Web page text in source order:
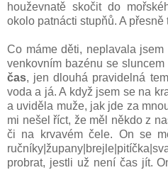
houževnatě skočit do
okolo patnácti stupňů. A přesně
Co máme děti, neplavala
venkovním bazénu se sluncem
čas, jen dlouhá pravidelná
voda a já. A když jsem se na
a uviděla muže, jak jde za
mi nešel říct, že měl někdo z
či na krvavém čele. On se
probrat, jestli už není čas jít.